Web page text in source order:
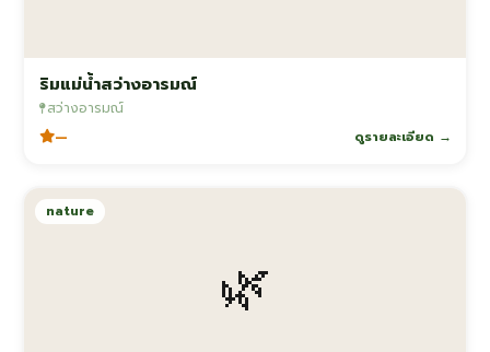
ริมแม่น้ำสว่างอารมณ์
สว่างอารมณ์
— ดูรายละเอียด →
🌿
nature